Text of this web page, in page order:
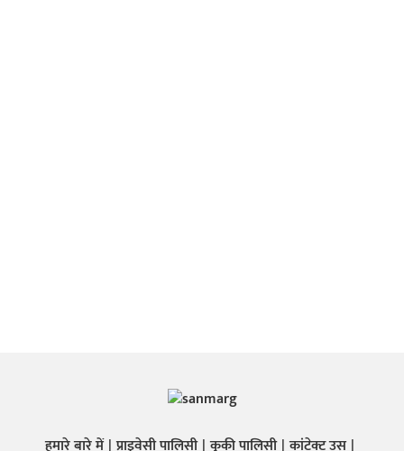
हमारे बारे में प्राइवेसी पालिसी कुकी पालिसी कांटेक्ट उस